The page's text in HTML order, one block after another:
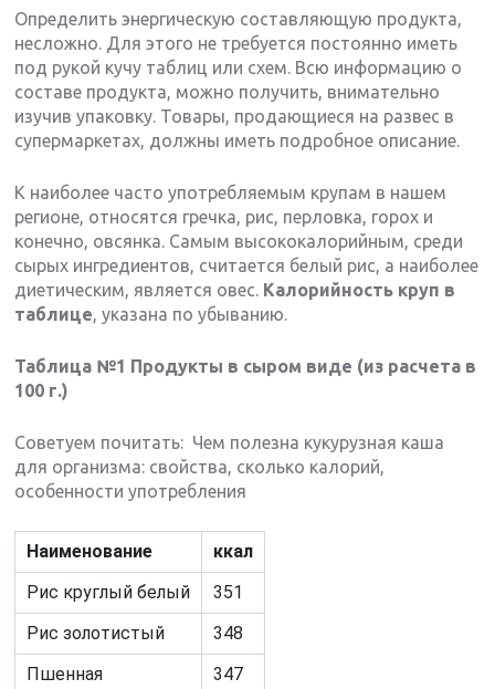
Определить энергическую составляющую продукта,
несложно. Для этого не требуется постоянно иметь
под рукой кучу таблиц или схем. Всю информацию о
составе продукта, можно получить, внимательно
изучив упаковку. Товары, продающиеся на развес в
супермаркетах, должны иметь подробное описание.
К наиболее часто употребляемым крупам в нашем
регионе, относятся гречка, рис, перловка, горох и
конечно, овсянка. Самым высококалорийным, среди
сырых ингредиентов, считается белый рис, а наиболее
диетическим, является овес. Калорийность круп в
таблице, указана по убыванию.
Таблица №1 Продукты в сыром виде (из расчета в
100 г.)
Советуем почитать: Чем полезна кукурузная каша
для организма: свойства, сколько калорий,
особенности употребления
Наименование
ккал
Рис круглый белый
351
Рис золотистый
348
Пшенная
347